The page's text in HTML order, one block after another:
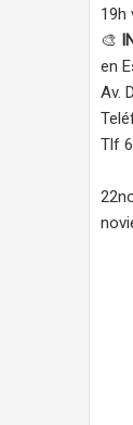
19h
🎨
en
Av.
Tlf